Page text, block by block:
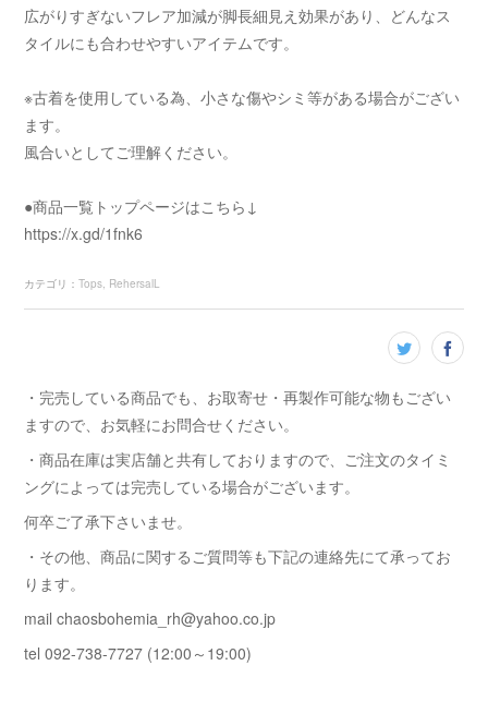
広がりすぎないフレア加減が脚長細見え効果があり、どんなス
タイルにも合わせやすいアイテムです。
※古着を使用している為、小さな傷やシミ等がある場合がござい
ます。
風合いとしてご理解ください。
●商品一覧トップページはこちら↓
https://x.gd/1fnk6
カテゴリ ：Tops RehersalL
・完売している商品でも、お取寄せ・再製作可能な物もござい
ますので、お気軽にお問合せください。
・商品在庫は実店舗と共有しておりますので、ご注文のタイミ
ングによっては完売している場合がございます。
何卒ご了承下さいませ。
・その他、商品に関するご質問等も下記の連絡先にて承ってお
ります。
mail chaosbohemia_rh@yahoo.co.jp
tel 092-738-7727 (12:00～19:00)